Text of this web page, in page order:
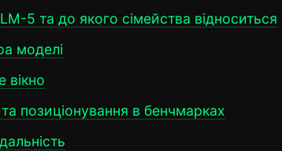
5 та до якого сімейства відноситься
моделі
вікно
позиціонування в бенчмарках